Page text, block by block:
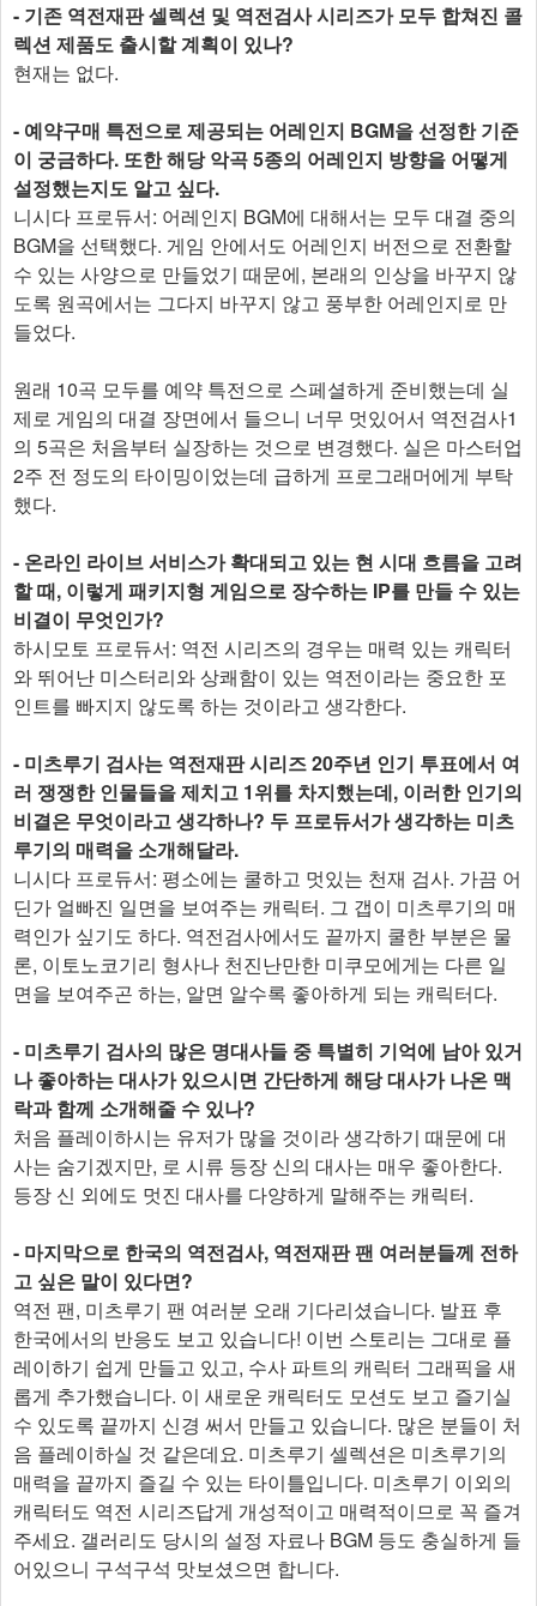
- 기존 역전재판 셀렉션 및 역전검사 시리즈가 모두 합쳐진 콜
렉션 제품도 출시할 계획이 있나?
현재는 없다.
- 예약구매 특전으로 제공되는 어레인지 BGM을 선정한 기준
이 궁금하다. 또한 해당 악곡 5종의 어레인지 방향을 어떻게
설정했는지도 알고 싶다.
니시다 프로듀서: 어레인지 BGM에 대해서는 모두 대결 중의
BGM을 선택했다. 게임 안에서도 어레인지 버전으로 전환할
수 있는 사양으로 만들었기 때문에, 본래의 인상을 바꾸지 않
도록 원곡에서는 그다지 바꾸지 않고 풍부한 어레인지로 만
들었다.
원래 10곡 모두를 예약 특전으로 스페셜하게 준비했는데 실
제로 게임의 대결 장면에서 들으니 너무 멋있어서 역전검사1
의 5곡은 처음부터 실장하는 것으로 변경했다. 실은 마스터업
2주 전 정도의 타이밍이었는데 급하게 프로그래머에게 부탁
했다.
- 온라인 라이브 서비스가 확대되고 있는 현 시대 흐름을 고려
할 때, 이렇게 패키지형 게임으로 장수하는 IP를 만들 수 있는
비결이 무엇인가?
하시모토 프로듀서: 역전 시리즈의 경우는 매력 있는 캐릭터
와 뛰어난 미스터리와 상쾌함이 있는 역전이라는 중요한 포
인트를 빠지지 않도록 하는 것이라고 생각한다.
- 미츠루기 검사는 역전재판 시리즈 20주년 인기 투표에서 여
러 쟁쟁한 인물들을 제치고 1위를 차지했는데, 이러한 인기의
비결은 무엇이라고 생각하나? 두 프로듀서가 생각하는 미츠
루기의 매력을 소개해달라.
니시다 프로듀서: 평소에는 쿨하고 멋있는 천재 검사. 가끔 어
딘가 얼빠진 일면을 보여주는 캐릭터. 그 갭이 미츠루기의 매
력인가 싶기도 하다. 역전검사에서도 끝까지 쿨한 부분은 물
론, 이토노코기리 형사나 천진난만한 미쿠모에게는 다른 일
면을 보여주곤 하는, 알면 알수록 좋아하게 되는 캐릭터다.
- 미츠루기 검사의 많은 명대사들 중 특별히 기억에 남아 있거
나 좋아하는 대사가 있으시면 간단하게 해당 대사가 나온 맥
락과 함께 소개해줄 수 있나?
처음 플레이하시는 유저가 많을 것이라 생각하기 때문에 대
사는 숨기겠지만, 로 시류 등장 신의 대사는 매우 좋아한다.
등장 신 외에도 멋진 대사를 다양하게 말해주는 캐릭터.
- 마지막으로 한국의 역전검사, 역전재판 팬 여러분들께 전하
고 싶은 말이 있다면?
역전 팬, 미츠루기 팬 여러분 오래 기다리셨습니다. 발표 후
한국에서의 반응도 보고 있습니다! 이번 스토리는 그대로 플
레이하기 쉽게 만들고 있고, 수사 파트의 캐릭터 그래픽을 새
롭게 추가했습니다. 이 새로운 캐릭터도 모션도 보고 즐기실
수 있도록 끝까지 신경 써서 만들고 있습니다. 많은 분들이 처
음 플레이하실 것 같은데요. 미츠루기 셀렉션은 미츠루기의
매력을 끝까지 즐길 수 있는 타이틀입니다. 미츠루기 이외의
캐릭터도 역전 시리즈답게 개성적이고 매력적이므로 꼭 즐겨
주세요. 갤러리도 당시의 설정 자료나 BGM 등도 충실하게 들
어있으니 구석구석 맛보셨으면 합니다.​